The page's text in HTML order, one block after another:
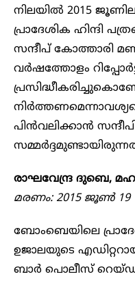
നിലയിൽ 2015
‍‌പ്രാദേശിക ഹിന്ദി
സന്ദീപ് കോത്താരി
വർഷത്തോളം
പിൻവലിക്കാൻ
രാഘവേന്ദ്ര ദുബെ,
മരണം: 2015 ജൂൺ 19
ബോംബെയിലെ
ഉജാലയുടെ
ബാർ പൊലീസ് റെയ്ഡ്